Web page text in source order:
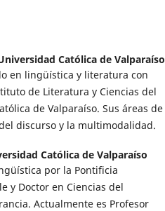
Católica de Valparaíso
en lingüística y literatura con
de Literatura y Ciencias del
de Valparaíso. Sus áreas de
discurso y la multimodalidad.
Católica de Valparaíso
por la Pontificia
y Doctor en Ciencias del
Actualmente es Profesor